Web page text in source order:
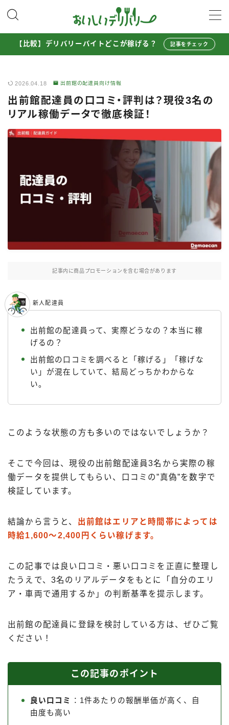
MENU
Uber Eats配達員ガイド
出前館配達員ガイド
ロケットナウ配達員ガイド
収入シミュレーター
配達員の体験談・口コミ
Uber Eatsの注文ガイド
ロケットナウの注文ガイド
飲食店として出店する
Uber Eats加盟店ガイド
Uber Eats出店方法
サービスから探す
出前館
menu
【比較】デリバリーバイトどこが稼げる？ 記事をチェック
2026.04.18 出前館の配達員向け情報
出前館配達員の口コミ・評判は？現役3名の
リアル稼働データで徹底検証！
記事内に商品プロモーションを含む場合があります
出前館の配達員って、実際どうなの？本当に稼
げるの？
出前館の口コミを調べると「稼げる」「稼げな
い」が混在していて、結局どっちかわからな
い。
新人配達員
このような状態の方も多いのではないでしょうか？
そこで今回は、現役の出前館配達員3名から実際の稼
働データを提供してもらい、口コミの”真偽”を数字で
検証しています。
結論から言うと、 出前館はエリアと時間帯によっては
時給1,600〜2,400円くらい稼げます。
この記事では良い口コミ・悪い口コミを正直に整理し
たうえで、3名のリアルデータをもとに「自分のエリ
ア・車両で通用するか」の判断基準を提示します。
出前館の配達員に登録を検討している方は、ぜひご覧
ください！
この記事のポイント
良い口コミ
：1件あたりの報酬単価が高く、自
由度も高い